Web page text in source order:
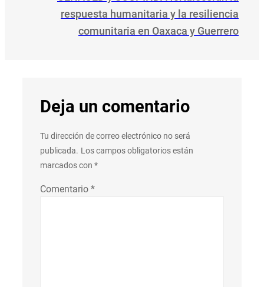
respuesta humanitaria y la resiliencia
comunitaria en Oaxaca y Guerrero
Deja un comentario
Tu dirección de correo electrónico no será
publicada. Los campos obligatorios están
marcados con *
Comentario *